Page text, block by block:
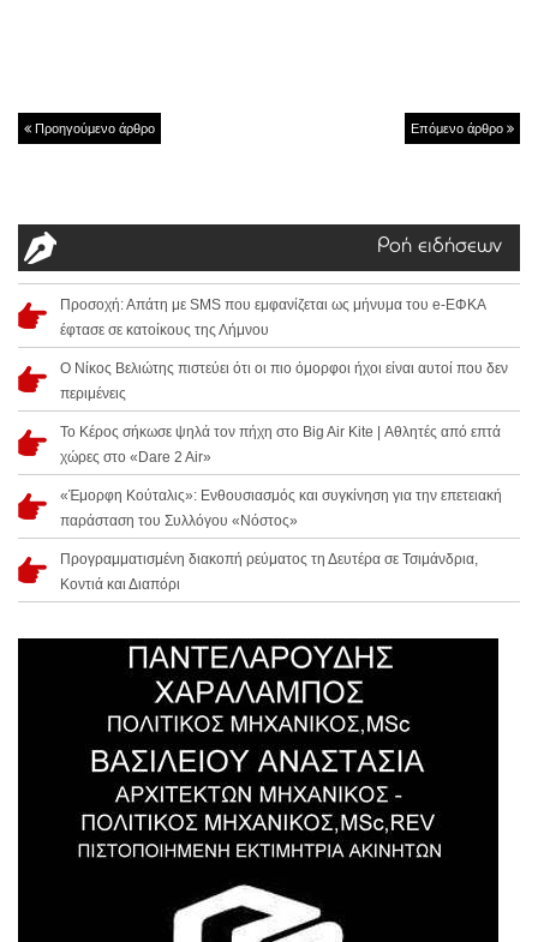
Προηγούμενο άρθρο Επόμενο άρθρο
Ροή ειδήσεων
Προσοχή: Απάτη με SMS που εμφανίζεται ως μήνυμα του e-ΕΦΚΑ
έφτασε σε κατοίκους της Λήμνου
Ο Νίκος Βελιώτης πιστεύει ότι οι πιο όμορφοι ήχοι είναι αυτοί που δεν
περιμένεις
Το Κέρος σήκωσε ψηλά τον πήχη στο Big Air Kite | Αθλητές από επτά
χώρες στο «Dare 2 Air»
«Έμορφη Κούταλις»: Ενθουσιασμός και συγκίνηση για την επετειακή
παράσταση του Συλλόγου «Νόστος»
Προγραμματισμένη διακοπή ρεύματος τη Δευτέρα σε Τσιμάνδρια,
Κοντιά και Διαπόρι